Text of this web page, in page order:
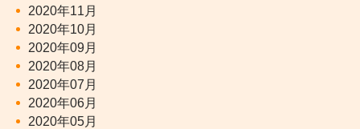
2020年11月
2020年10月
2020年09月
2020年08月
2020年07月
2020年06月
2020年05月